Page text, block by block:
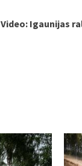
Video: Igaunijas